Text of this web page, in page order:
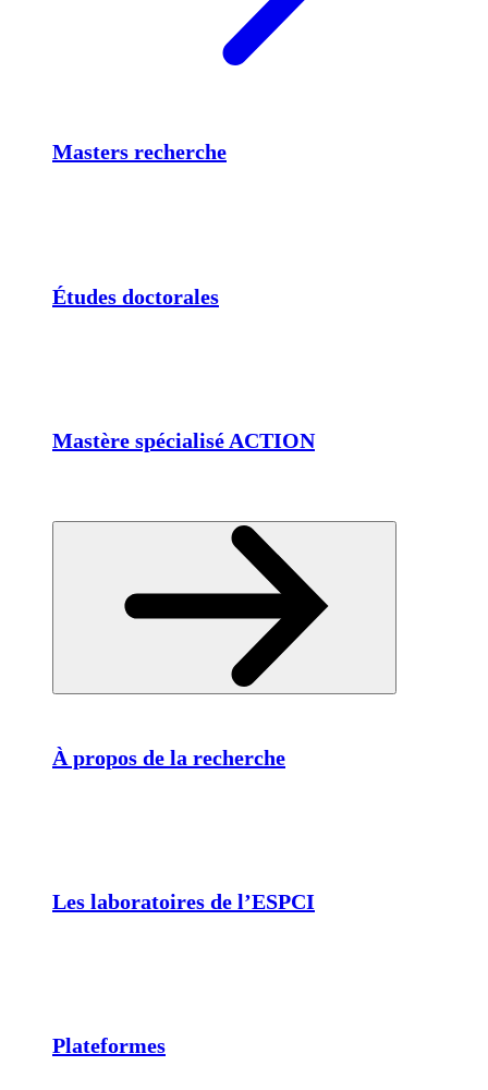
Masters recherche
Études doctorales
Mastère spécialisé ACTION
À propos de la recherche
Les laboratoires de l’ESPCI
Plateformes